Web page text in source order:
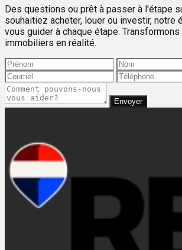
Des questions ou prêt à passer à l'étape
souhaitiez acheter, louer ou investir, notre
vous guider à chaque étape.
immobiliers en réalité.
Envoyer